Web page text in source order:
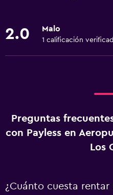
2.0 Malo
1 calificación
Preguntas
con Payless en
Los
¿Cuánto cuesta rentar